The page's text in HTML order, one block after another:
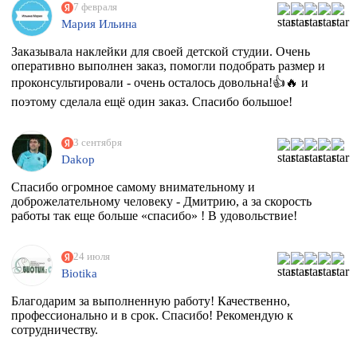
7 февраля
Мария Ильина
Заказывала наклейки для своей детской студии. Очень
оперативно выполнен заказ, помогли подобрать размер и
проконсультировали - очень осталось довольна!👍🔥 и
поэтому сделала ещё один заказ. Спасибо большое!
3 сентября
Dakop
Спасибо огромное самому внимательному и
доброжелательному человеку - Дмитрию, а за скорость
работы так еще больше «спасибо» ! В удовольствие!
24 июля
Biotika
Благодарим за выполненную работу! Качественно,
профессионально и в срок. Спасибо! Рекомендую к
сотрудничеству.